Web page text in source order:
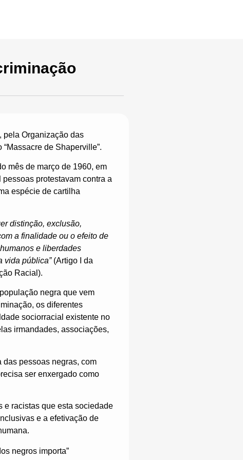
pela Organização das
de Shaperville”.
mês de março de 1960, em
protestavam contra a
espécie de cartilha
distinção, exclusão,
a finalidade ou o efeito de
e liberdades
vida pública” (Artigo I da
Racial).
negra que vem
os diferentes
sociorracial existente no
irmandades, associações,
pessoas negras, com
ser enxergado como
e racistas que esta sociedade
e a efetivação de
negros importa”